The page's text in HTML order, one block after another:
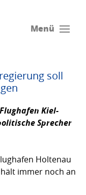
Menü
soll
Kiel-
Sprecher
Holtenau
immer noch an